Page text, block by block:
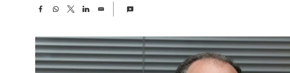
F
e
b
o
o
W
t
s
A
p
T
w
t
t
e
r
L
k
e
d
I
E
i
l